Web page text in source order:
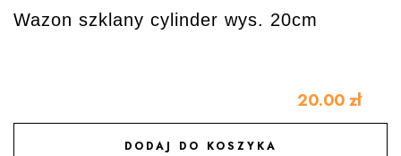
Wazon szklany cylinder wys. 20cm
20.00 zł
DODAJ DO KOSZYKA
DODAJ DO ULUBIONYCH